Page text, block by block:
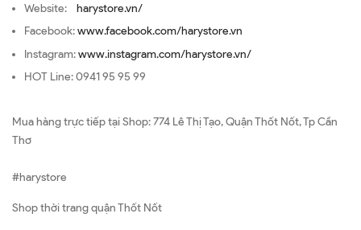
Website: harystore.vn/
Facebook:www.facebook.com/harystore.vn
Instagram:www.instagram.com/harystore.vn/
HOT Line: 0941 95 95 99
Mua hàng trực tiếp tại Shop: 774 Lê Thị Tạo, Quận Thốt Nốt, Tp Cần
Thơ
#harystore
Shop thời trang quận Thốt Nốt